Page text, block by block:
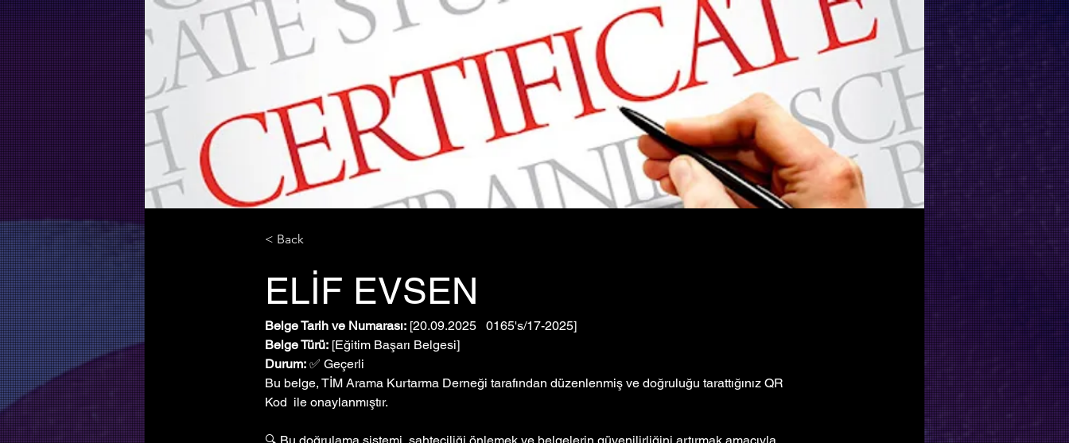
< Back
ELİF EVSEN
Belge Tarih ve Numarası: [20.09.2025   0165's/17-2025]
Belge Türü: [Eğitim Başarı Belgesi]
Durum: ✅ Geçerli
Bu belge, TİM Arama Kurtarma Derneği tarafından düzenlenmiş ve doğruluğu tarattığınız QR
Kod  ile onaylanmıştır.